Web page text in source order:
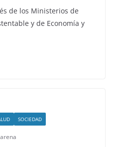
de los Ministerios de
y de Economía y
SOCIEDAD